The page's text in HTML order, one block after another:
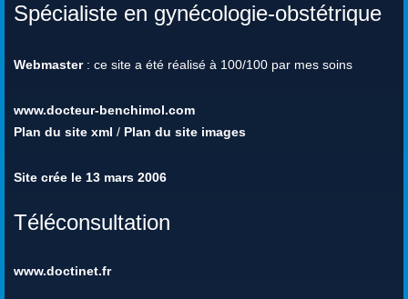
Spécialiste en gynécologie-obstétrique
Webmaster: ce site a été réalisé à 100/100 par mes soins
www.docteur-benchimol.com
Plan du site xml / Plan du site images
Site crée le 13 mars 2006
Téléconsultation
www.doctinet.fr